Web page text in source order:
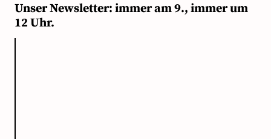
Unser Newsletter: immer am 9., immer um
12 Uhr.